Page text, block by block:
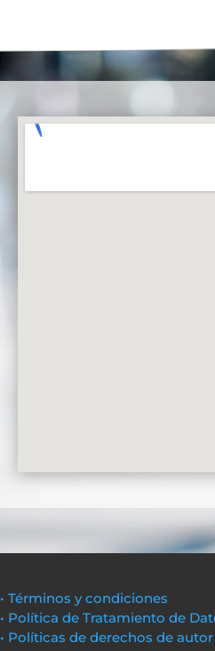
• Términos y condiciones
• Política de Tratamiento de
• Políticas de derechos de autor